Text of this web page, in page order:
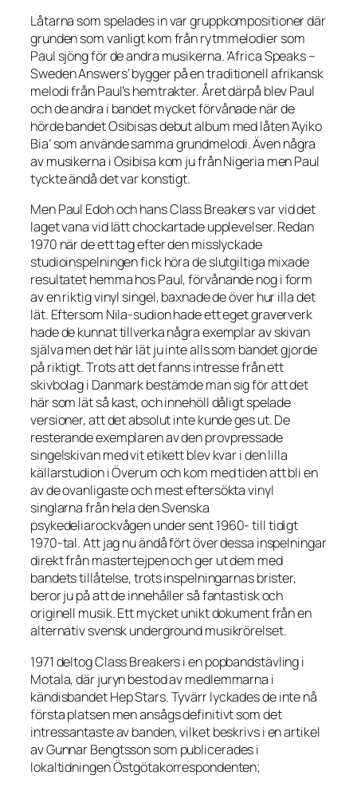
Låtarna som spelades in var gruppkompositioner där
grunden som vanligt kom från rytmmelodier som
Paul sjöng för de andra musikerna. ’Africa Speaks –
Sweden Answers’ bygger på en traditionell afrikansk
melodi från Paul’s hemtrakter. Året därpå blev Paul
och de andra i bandet mycket förvånade när de
hörde bandet Osibisas debut album med låten ’Ayiko
Bia’ som använde samma grundmelodi. Även några
av musikerna i Osibisa kom ju från Nigeria men Paul
tyckte ändå det var konstigt.
Men Paul Edoh och hans Class Breakers var vid det
laget vana vid lätt chockartade upplevelser. Redan
1970 när de ett tag efter den misslyckade
studioinspelningen fick höra de slutgiltiga mixade
resultatet hemma hos Paul, förvånande nog i form
av en riktig vinyl singel, baxnade de över hur illa det
lät. Eftersom Nila-sudion hade ett eget graververk
hade de kunnat tillverka några exemplar av skivan
själva men det här lät ju inte alls som bandet gjorde
på riktigt. Trots att det fanns intresse från ett
skivbolag i Danmark bestämde man sig för att det
här som lät så kast, och innehöll dåligt spelade
versioner, att det absolut inte kunde ges ut. De
resterande exemplaren av den provpressade
singelskivan med vit etikett blev kvar i den lilla
källarstudion i Överum och kom med tiden att bli en
av de ovanligaste och mest eftersökta vinyl
singlarna från hela den Svenska
psykedeliarockvågen under sent 1960- till tidigt
1970-tal. Att jag nu ändå fört över dessa inspelningar
direkt från mastertejpen och ger ut dem med
bandets tillåtelse, trots inspelningarnas brister,
beror ju på att de innehåller så fantastisk och
originell musik. Ett mycket unikt dokument från en
alternativ svensk underground musikrörelset.
1971 deltog Class Breakers i en popbandstävling i
Motala, där juryn bestod av medlemmarna i
kändisbandet Hep Stars. Tyvärr lyckades de inte nå
första platsen men ansågs definitivt som det
intressantaste av banden, vilket beskrivs i en artikel
av Gunnar Bengtsson som publicerades i
lokaltidningen Östgötakorrespondenten;